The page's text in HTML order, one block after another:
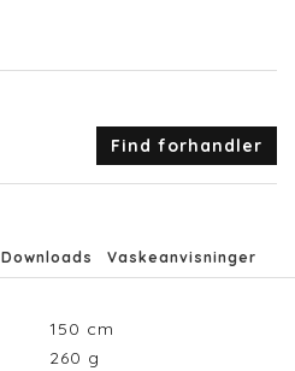
Find forhandler
Downloads Vaskeanvisninger
150 cm
260 g